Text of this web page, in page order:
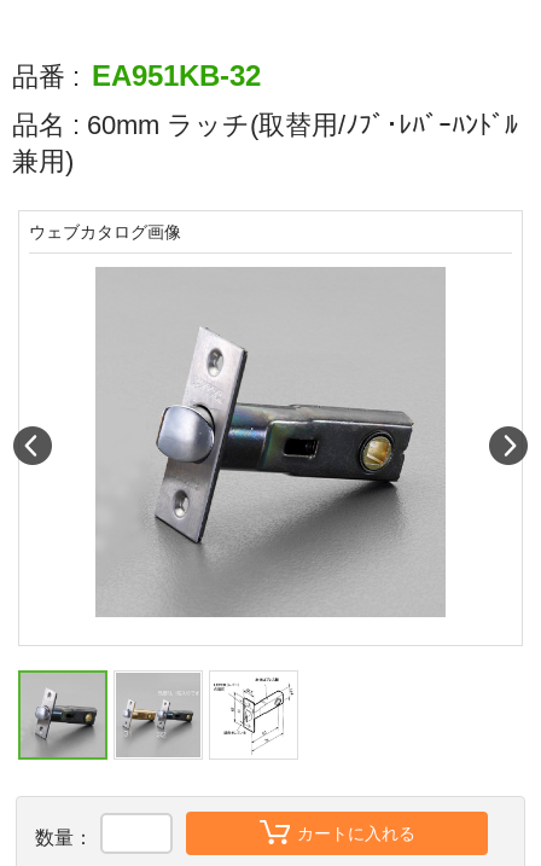
品番 : EA951KB-32
品名 : 60mm ラッチ(取替用/ﾉﾌﾞ･ﾚﾊﾞｰﾊﾝﾄﾞﾙ
兼用)
数量： カートに入れる
ウェブカタログ画像